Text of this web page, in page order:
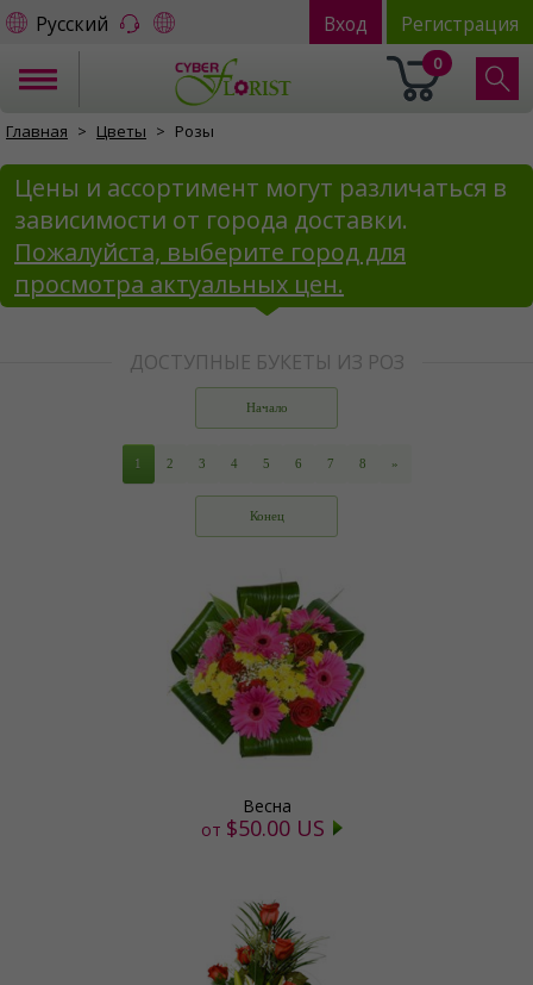
Русский Вход Регистрация
0
Главная Цветы Розы
Цены и ассортимент могут различаться в
зависимости от города доставки.
Пожалуйста, выберите город для
просмотра актуальных цен.
ДОСТУПНЫЕ БУКЕТЫ ИЗ РОЗ
Начало
1 2 3 4 5 6 7 8 »
Конец
Весна
от $50.00 US